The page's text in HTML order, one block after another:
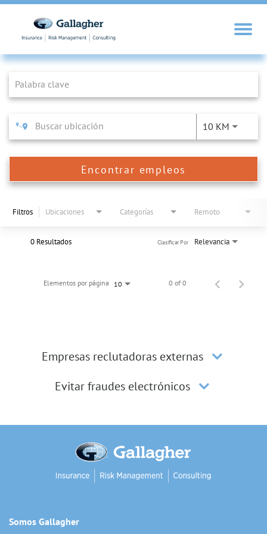
Job Search Page
10 KM
Encontrar empleos
Filtros Ubicaciones Categorías Remoto
0 Resultados Relevancia
Clasificar Por
Elementos por página 10 0 of 0
Empresas reclutadoras externas
Evitar fraudes electrónicos
Somos Gallagher